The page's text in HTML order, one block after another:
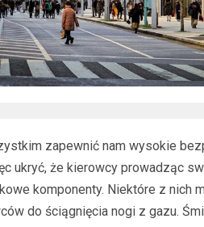
zapewnić nam wysokie
ukryć, że kierowcy prowadząc
komponenty. Niektóre z nich
do ściągnięcia nogi z gazu.